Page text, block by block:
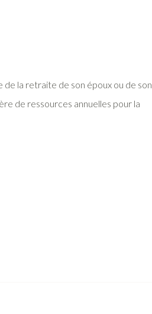
la retraite de son époux ou de son
de ressources annuelles pour la